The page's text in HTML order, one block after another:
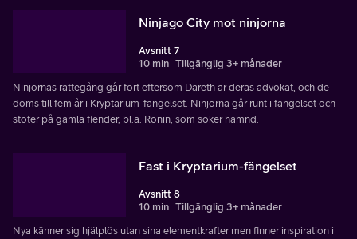
Ninjago City mot ninjorna
Avsnitt 7
10 min Tillgänglig 3+ månader
Ninjornas rättegång går fort eftersom Dareth är deras advokat, och de
döms till fem år i Kryptarium-fängelset. Ninjorna går runt i fängelset och
stöter på gamla fiender, bl.a. Ronin, som söker hämnd.
Fast i Kryptarium-fängelset
Avsnitt 8
10 min Tillgänglig 3+ månader
Nya känner sig hjälplös utan sina elementkrafter men finner inspiration i